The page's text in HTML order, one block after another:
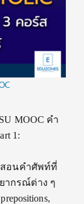
MOOC คำ
1:
– สอนคำศัพท์ที่
ากรณ์ต่าง ๆ